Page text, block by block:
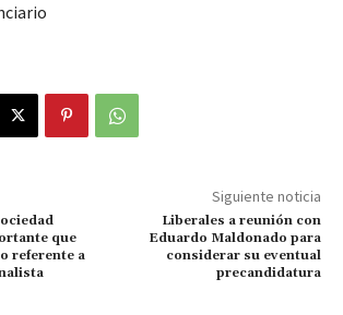
que
referente a
Siguiente noticia
Liberales a reunión con
Eduardo Maldonado para
considerar su eventual
precandidatura